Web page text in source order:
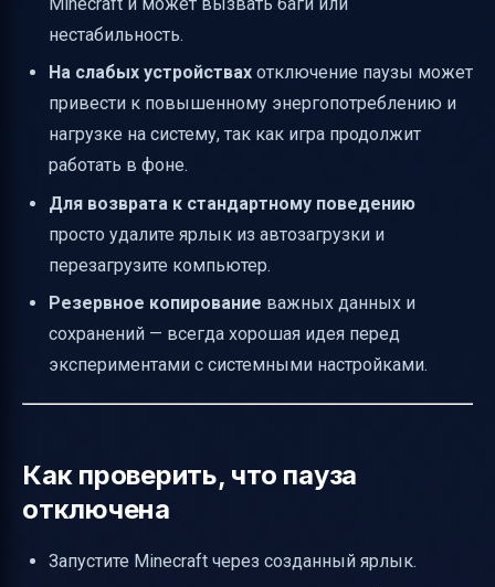
нестабильность.
На слабых устройствах отключение паузы может
привести к повышенному энергопотреблению и
нагрузке на систему, так как игра продолжит
работать в фоне.
Для возврата к стандартному поведению
просто удалите ярлык из автозагрузки и
перезагрузите компьютер.
Резервное копирование важных данных и
сохранений — всегда хорошая идея перед
экспериментами с системными настройками.
Как проверить, что пауза
отключена
Запустите Minecraft через созданный ярлык.